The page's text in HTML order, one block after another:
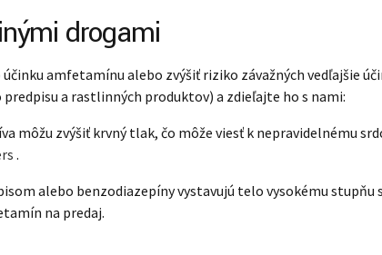
drogami
amfetamínu alebo zvýšiť riziko závažných vedľajšie
a rastlinných produktov) a zdieľajte ho s nami:
môžu zvýšiť krvný tlak, čo môže viesť k nepravidelnému
.
alebo benzodiazepíny vystavujú telo vysokému
na predaj.